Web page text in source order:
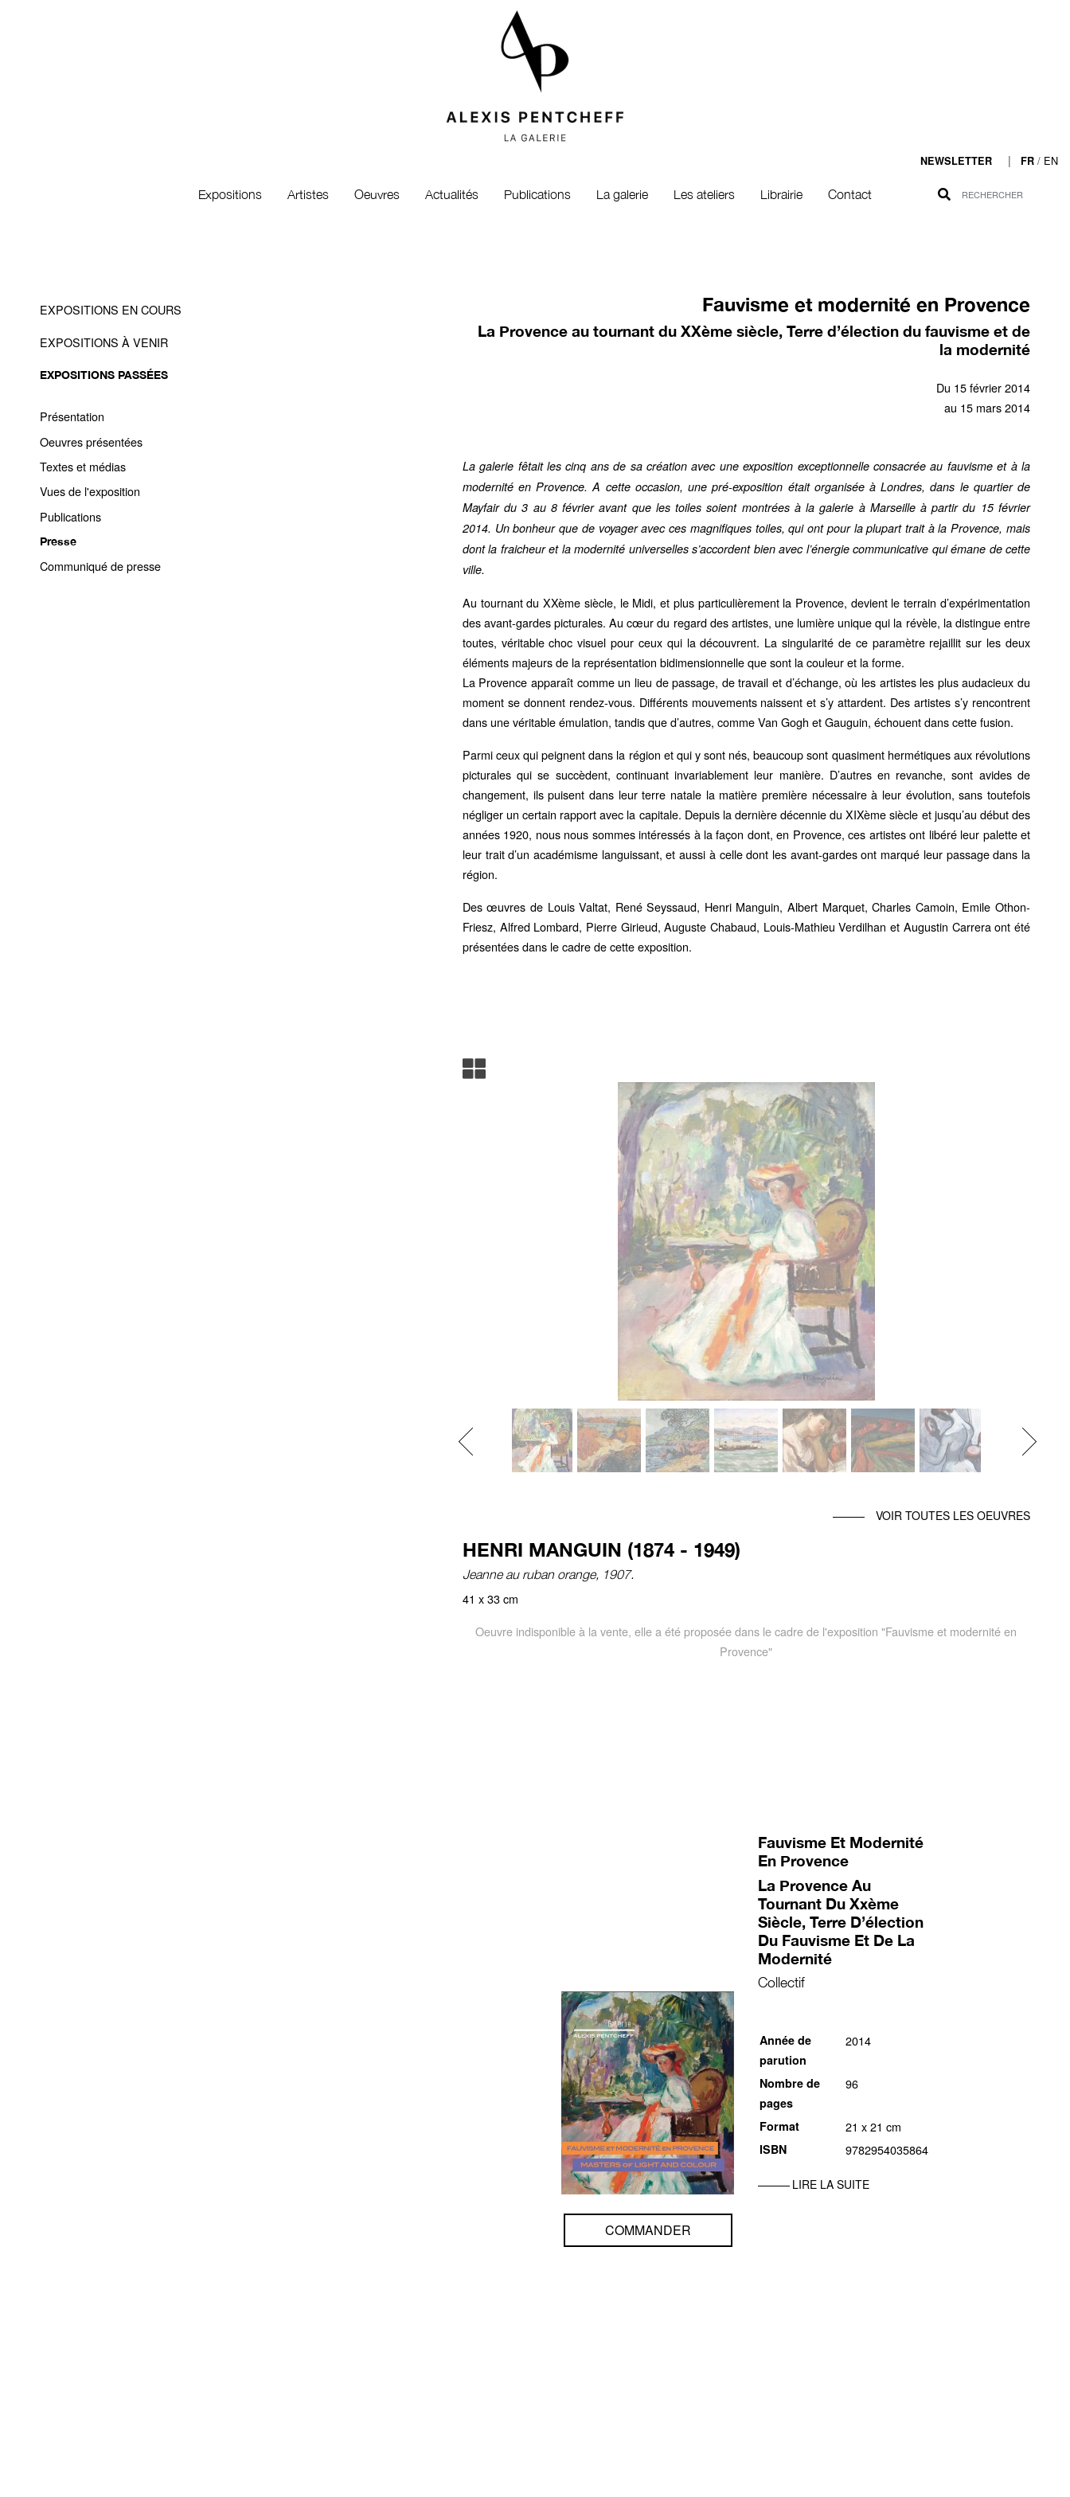
NEWSLETTER | FR / EN
Expositions Artistes Oeuvres Actualités Publications La galerie Les ateliers Librairie Contact
EXPOSITIONS EN COURS
EXPOSITIONS À VENIR
EXPOSITIONS PASSÉES
Présentation
Oeuvres présentées
Textes et médias
Vues de l'exposition
Publications
Presse
Communiqué de presse
Fauvisme et modernité en Provence
La Provence au tournant du XXème siècle, Terre d’élection du fauvisme et de
la modernité
Du 15 février 2014
au 15 mars 2014
La galerie fêtait les cinq ans de sa création avec une exposition exceptionnelle consacrée au fauvisme et à la
modernité en Provence. A cette occasion, une pré-exposition était organisée à Londres, dans le quartier de
Mayfair du 3 au 8 février avant que les toiles soient montrées à la galerie à Marseille à partir du 15 février
2014. Un bonheur que de voyager avec ces magnifiques toiles, qui ont pour la plupart trait à la Provence, mais
dont la fraicheur et la modernité universelles s’accordent bien avec l’énergie communicative qui émane de cette
ville.
Au tournant du XXème siècle, le Midi, et plus particulièrement la Provence, devient le terrain d’expérimentation
des avant-gardes picturales. Au cœur du regard des artistes, une lumière unique qui la révèle, la distingue entre
toutes, véritable choc visuel pour ceux qui la découvrent. La singularité de ce paramètre rejaillit sur les deux
éléments majeurs de la représentation bidimensionnelle que sont la couleur et la forme.
La Provence apparaît comme un lieu de passage, de travail et d’échange, où les artistes les plus audacieux du
moment se donnent rendez-vous. Différents mouvements naissent et s’y attardent. Des artistes s’y rencontrent
dans une véritable émulation, tandis que d’autres, comme Van Gogh et Gauguin, échouent dans cette fusion.
Parmi ceux qui peignent dans la région et qui y sont nés, beaucoup sont quasiment hermétiques aux révolutions
picturales qui se succèdent, continuant invariablement leur manière. D’autres en revanche, sont avides de
changement, ils puisent dans leur terre natale la matière première nécessaire à leur évolution, sans toutefois
négliger un certain rapport avec la capitale. Depuis la dernière décennie du XIXème siècle et jusqu’au début des
années 1920, nous nous sommes intéressés à la façon dont, en Provence, ces artistes ont libéré leur palette et
leur trait d’un académisme languissant, et aussi à celle dont les avant-gardes ont marqué leur passage dans la
région.
Des œuvres de Louis Valtat, René Seyssaud, Henri Manguin, Albert Marquet, Charles Camoin, Emile Othon-
Friesz, Alfred Lombard, Pierre Girieud, Auguste Chabaud, Louis-Mathieu Verdilhan et Augustin Carrera ont été
présentées dans le cadre de cette exposition.
Previous
Next
VOIR TOUTES LES OEUVRES
HENRI MANGUIN (1874 - 1949)
Jeanne au ruban orange, 1907.
41 x 33 cm
Oeuvre indisponible à la vente, elle a été proposée dans le cadre de l'exposition "Fauvisme et modernité en
Provence"
Fauvisme Et Modernité
En Provence
La Provence Au
Tournant Du Xxème
Siècle, Terre D’élection
Du Fauvisme Et De La
Modernité
Collectif
Année de
parution
2014
Nombre de
pages
96
Format 21 x 21 cm
ISBN 9782954035864
LIRE LA SUITE
COMMANDER